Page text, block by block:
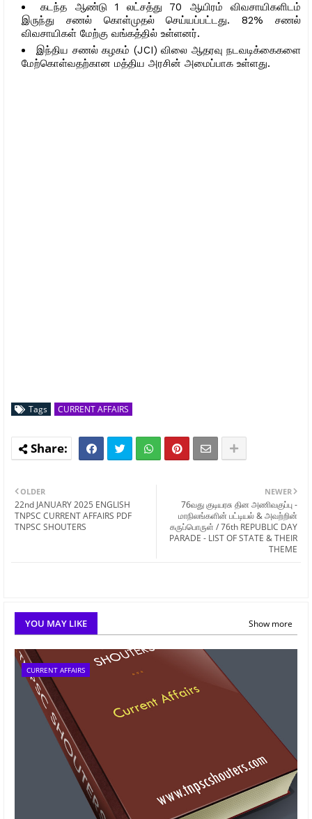
கடந்த ஆண்டு 1 லட்சத்து 70 ஆயிரம் விவசாயிகளிடம்
இருந்து சணல் கொள்முதல் செய்யப்பட்டது. 82% சணல்
விவசாயிகள் மேற்கு வங்கத்தில் உள்ளனர்.
இந்திய சணல் கழகம் (JCI) விலை ஆதரவு நடவடிக்கைகளை
மேற்கொள்வதற்கான மத்திய அரசின் அமைப்பாக உள்ளது.
Tags CURRENT AFFAIRS
NEWER
76வது குடியரசு தின அணிவகுப்பு -
மாநிலங்களின் பட்டியல் & அவற்றின்
கருப்பொருள் / 76th REPUBLIC DAY
PARADE - LIST OF STATE & THEIR
THEME
OLDER
22nd JANUARY 2025 ENGLISH
TNPSC CURRENT AFFAIRS PDF
TNPSC SHOUTERS
YOU MAY LIKE Show more
CURRENT AFFAIRS